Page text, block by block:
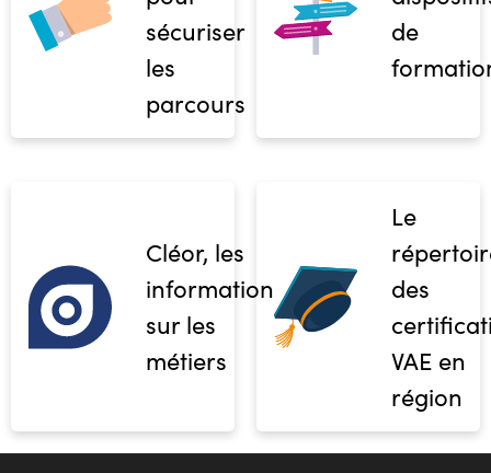
sécuriser
les
parcours
de
Cléor, les
informations
sur les
métiers
Le
des
VAE en
région